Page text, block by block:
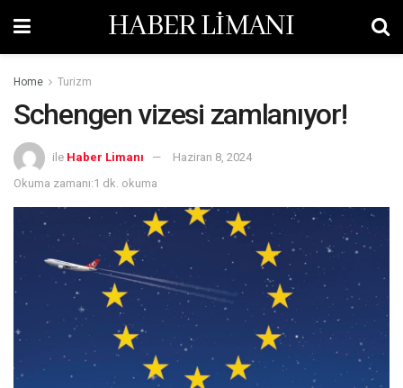
HABER LİMANI
Home Turizm
Schengen vizesi zamlanıyor!
ile Haber Limanı
Haziran 8, 2024
Okuma zamanı:1 dk. okuma